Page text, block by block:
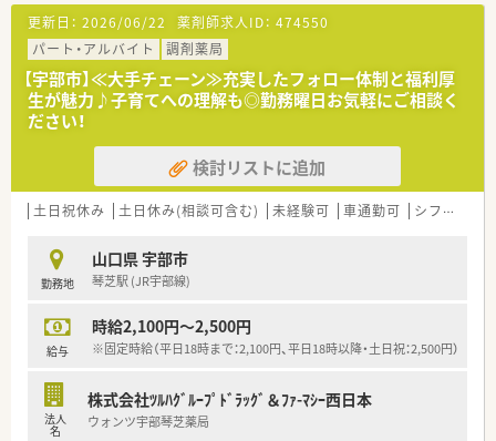
＜研修制度＞
■独自の研修システムを活用し、効率的かつ効果的なスキルアッ
プを支援しています。
■カフェテリア研修や社内学術大会など、目指す社会人像に合わ
せて学ぶ事ができる環境が整っています。
■大学と提携し、がん･高齢者医療など最新の知識修得をし、専
門性の高い薬剤師の育成しています。
■自己啓発の一環として、約130種類の中から自分にあった講座
を選択できる通信教育があります。
■福岡県本社で全国43都道府県に店舗展開しております。
開業支援まで行っているため、医療機関との関係も良好で「医
薬連携」の取組みとして積極的にコミュニケーションを図ってい
■異動・転勤について
①全国勤務社員：全店舗を対象とした異動が可能な社員
択可能です。
■休暇制度や福利厚生面も充実
更新日： 2026/06/22 薬剤師求人ID： 474550
パート・アルバイト
調剤薬局
【宇部市】≪大手チェーン≫充実したフォロー体制と福利厚
生が魅力♪子育てへの理解も◎勤務曜日お気軽にご相談く
ださい！
検討リストに追加
土日祝休み 土日休み(相談可含む) 未経験可 車通勤可 シフト制
勤務地
山口県 宇部市
琴芝駅 (JR宇部線)
給与
時給2,100円～2,500円
※固定時給（平日18時まで：2,100円、平日18時以降・土日祝：2,500円）
法人
名
株式会社ﾂﾙﾊｸﾞﾙｰﾌﾟﾄﾞﾗｯｸﾞ＆ﾌｧ-ﾏｼｰ西日本
ウォンツ宇部琴芝薬局